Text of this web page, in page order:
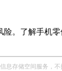
。了解手机
存储空间服务，